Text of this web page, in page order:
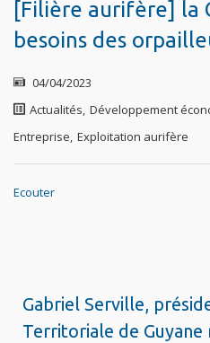
[Filière aurifère] la
besoins des
04/04/2023
Actualités, Développement
Entreprise, Exploitation aurifère
Ecouter
Gabriel Serville,
Territoriale de